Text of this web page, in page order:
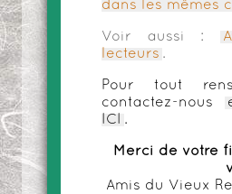
dans les mêmes
Voir aussi :
lecteurs .
Pour tout
contactez-nous
ICI
.
Merci de votre
Amis du Vieux